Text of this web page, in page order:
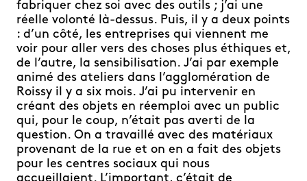
fabriquer chez soi avec des outils ; j’ai une
réelle volonté là-dessus. Puis, il y a deux points
: d’un côté, les entreprises qui viennent me
voir pour aller vers des choses plus éthiques et,
de l’autre, la sensibilisation. J’ai par exemple
animé des ateliers dans l’agglomération de
Roissy il y a six mois. J’ai pu intervenir en
créant des objets en réemploi avec un public
qui, pour le coup, n’était pas averti de la
question. On a travaillé avec des matériaux
provenant de la rue et on en a fait des objets
pour les centres sociaux qui nous